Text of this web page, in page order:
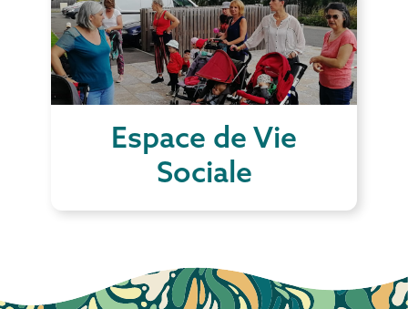
Espace de Vie
Sociale